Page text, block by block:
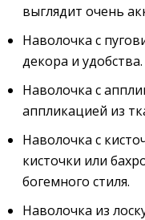
выглядит очень
Наволочка с
декора и удобства.
Наволочка с
аппликацией из
Наволочка с
кисточки или
богемного стиля.
Наволочка из